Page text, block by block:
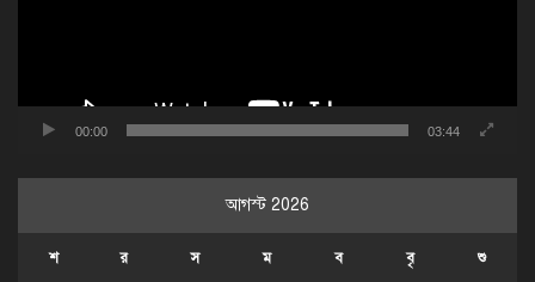
00:00 03:44
আগস্ট 2026
শ র স ম ব বৃ শু